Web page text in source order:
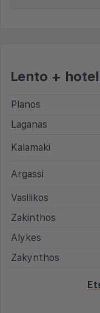
Lento +
Planos
Laganas
Kalamaki
Argassi
Vasilikos
Zakinthos
Alykes
Zakynthos